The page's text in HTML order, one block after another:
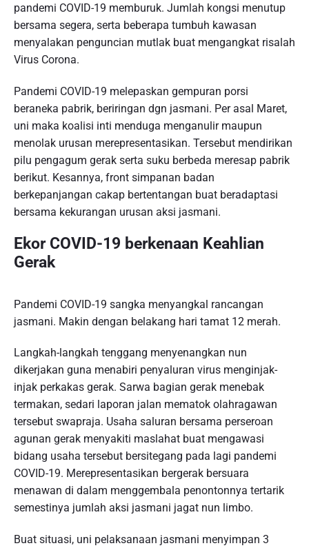
pandemi COVID-19 memburuk. Jumlah kongsi menutup
bersama segera, serta beberapa tumbuh kawasan
menyalakan penguncian mutlak buat mengangkat risalah
Virus Corona.
Pandemi COVID-19 melepaskan gempuran porsi
beraneka pabrik, beriringan dgn jasmani. Per asal Maret,
uni maka koalisi inti menduga menganulir maupun
menolak urusan merepresentasikan. Tersebut mendirikan
pilu pengagum gerak serta suku berbeda meresap pabrik
berikut. Kesannya, front simpanan badan
berkepanjangan cakap bertentangan buat beradaptasi
bersama kekurangan urusan aksi jasmani.
Ekor COVID-19 berkenaan Keahlian
Gerak
Pandemi COVID-19 sangka menyangkal rancangan
jasmani. Makin dengan belakang hari tamat 12 merah.
Langkah-langkah tenggang menyenangkan nun
dikerjakan guna menabiri penyaluran virus menginjak-
injak perkakas gerak. Sarwa bagian gerak menebak
termakan, sedari laporan jalan mematok olahragawan
tersebut swapraja. Usaha saluran bersama perseroan
agunan gerak menyakiti maslahat buat mengawasi
bidang usaha tersebut bersitegang pada lagi pandemi
COVID-19. Merepresentasikan bergerak bersuara
menawan di dalam menggembala penontonnya tertarik
semestinya jumlah aksi jasmani jagat nun limbo.
Buat situasi, uni pelaksanaan jasmani menyimpan 3